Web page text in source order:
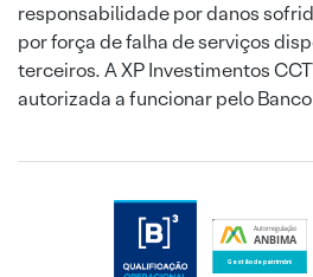
responsabilidade por danos
por força de falha de serviços
terceiros. A XP Investimentos
autorizada a funcionar pelo